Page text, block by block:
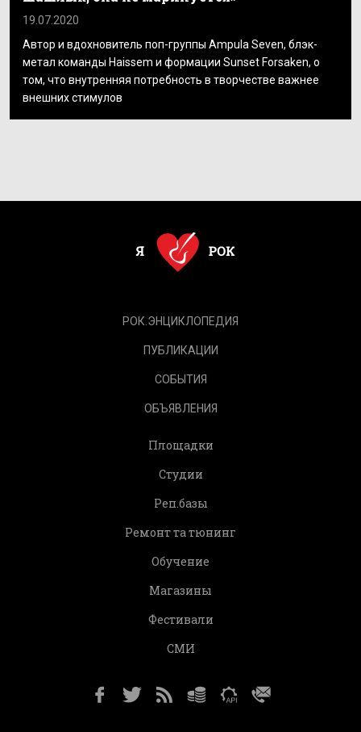
19.07.2020
Автор и вдохновитель поп-группы Ampula Seven, блэк-
метал команды Haissem и формации Sunset Forsaken, о
том, что внутренняя потребность в творчестве важнее
внешних стимулов
РОК.ЭНЦИКЛОПЕДИЯ
ПУБЛИКАЦИИ
СОБЫТИЯ
ОБЪЯВЛЕНИЯ
Площадки
Студии
Реп.базы
Ремонт та тюнинг
Обучение
Магазины
Фестивали
СМИ